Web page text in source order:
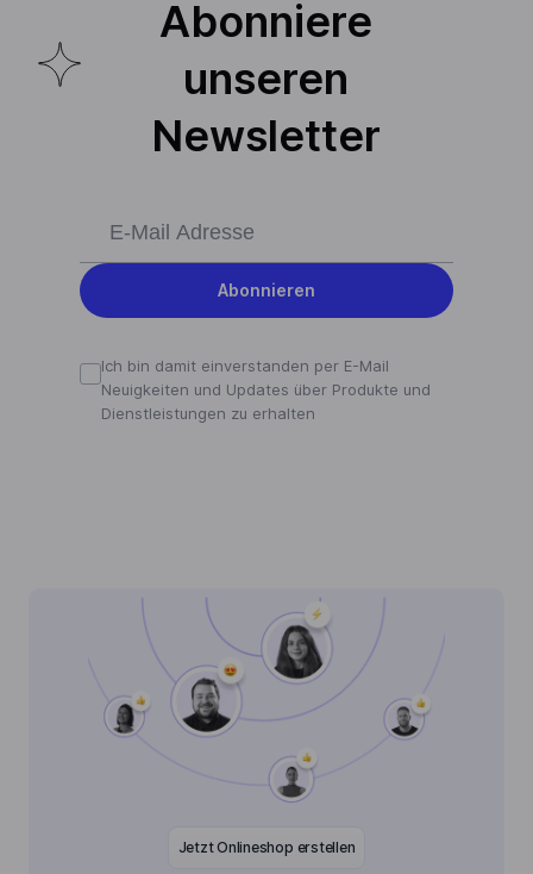
Abonniere
unseren
Newsletter
Abonnieren
Ich bin damit einverstanden per E-Mail
Neuigkeiten und Updates über Produkte und
Dienstleistungen zu erhalten
Jetzt Onlineshop erstellen